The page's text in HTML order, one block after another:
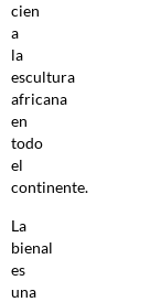
cien
a
la
escultura
africana
en
todo
el
continente.
La
bienal
es
una